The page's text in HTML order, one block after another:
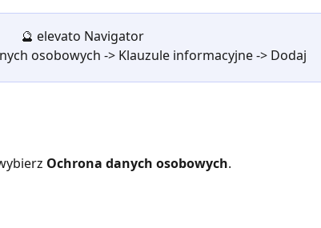
🔮 elevato Navigator
osobowych -> Klauzule informacyjne -> Dodaj
Ochrona danych osobowych.